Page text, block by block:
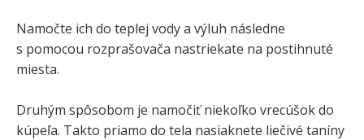
Namočte ich do teplej vody a výluh následne
s pomocou rozprašovača nastriekate na postihnuté
miesta.
Druhým spôsobom je namočiť niekoľko vrecúšok do
kúpeľa. Takto priamo do tela nasiaknete liečivé taníny